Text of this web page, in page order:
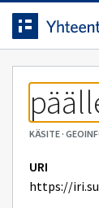
Siirrytty
sivulle
Siirry suoraan
KÄSITE·
URI
https://